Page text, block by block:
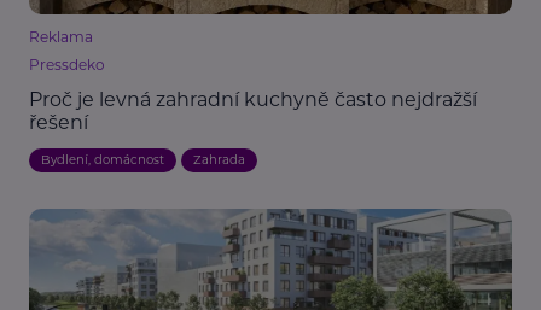
Reklama
Pressdeko
Proč je levná zahradní kuchyně často nejdražší
řešení
Bydlení, domácnost Zahrada